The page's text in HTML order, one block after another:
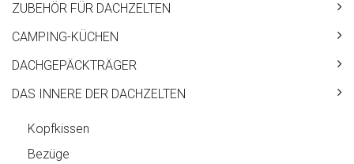
ZUBEHÖR FÜR DACHZELTEN
CAMPING-KÜCHEN
DACHGEPÄCKTRÄGER
DAS INNERE DER DACHZELTEN
Kopfkissen
Bezüge